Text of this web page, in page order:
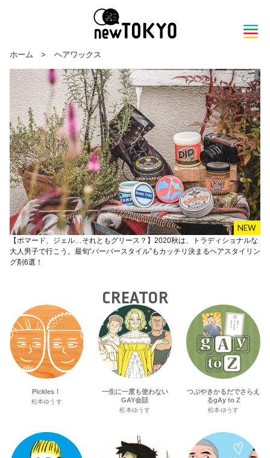
ホーム > ヘアワックス
【ポマード、ジェル…それともグリース？】2020秋は、トラディショナルな
大人男子で行こう。最旬“バーバースタイル”もカッチリ決まるヘアスタイリン
グ剤6選！
CREATOR
Pickles！
松本ゆうす
一生に一度も使わない
GAY会話
松本ゆうす
つぶやきかるだでさらえ
るgAy to Z
松本ゆうす